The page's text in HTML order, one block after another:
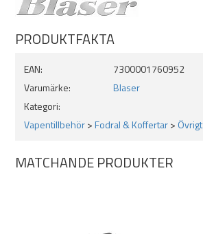
PRODUKTFAKTA
EAN:
7300001760952
Varumärke:
Blaser
Kategori:
Vapentillbehör>Fodral & Koffertar> Övrigt
MATCHANDE PRODUKTER